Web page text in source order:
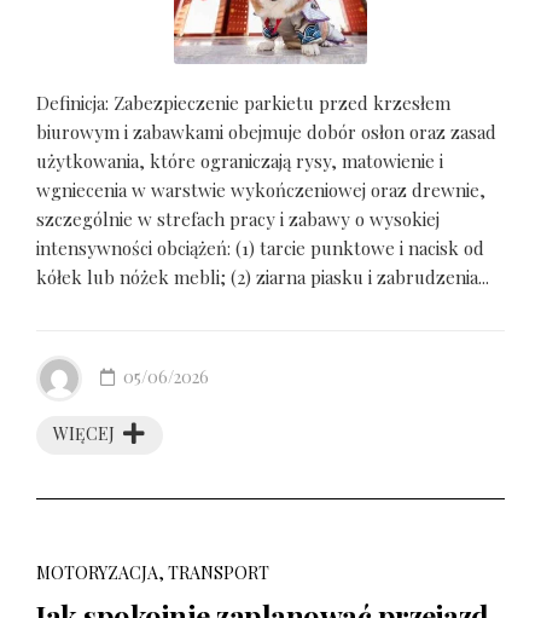
Definicja: Zabezpieczenie parkietu przed krzesłem
biurowym i zabawkami obejmuje dobór osłon oraz zasad
użytkowania, które ograniczają rysy, matowienie i
wgniecenia w warstwie wykończeniowej oraz drewnie,
szczególnie w strefach pracy i zabawy o wysokiej
intensywności obciążeń: (1) tarcie punktowe i nacisk od
kółek lub nóżek mebli; (2) ziarna piasku i zabrudzenia...
WIĘCEJ
05/06/2026
MOTORYZACJA, TRANSPORT